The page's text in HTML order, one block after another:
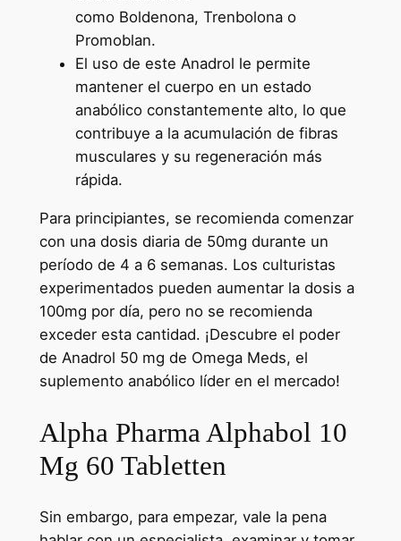
como Boldenona, Trenbolona o
Promoblan.
El uso de este Anadrol le permite
mantener el cuerpo en un estado
anabólico constantemente alto, lo que
contribuye a la acumulación de fibras
musculares y su regeneración más
rápida.
Para principiantes, se recomienda comenzar
con una dosis diaria de 50mg durante un
período de 4 a 6 semanas. Los culturistas
experimentados pueden aumentar la dosis a
100mg por día, pero no se recomienda
exceder esta cantidad. ¡Descubre el poder
de Anadrol 50 mg de Omega Meds, el
suplemento anabólico líder en el mercado!
Alpha Pharma Alphabol 10
Mg 60 Tabletten
Sin embargo, para empezar, vale la pena